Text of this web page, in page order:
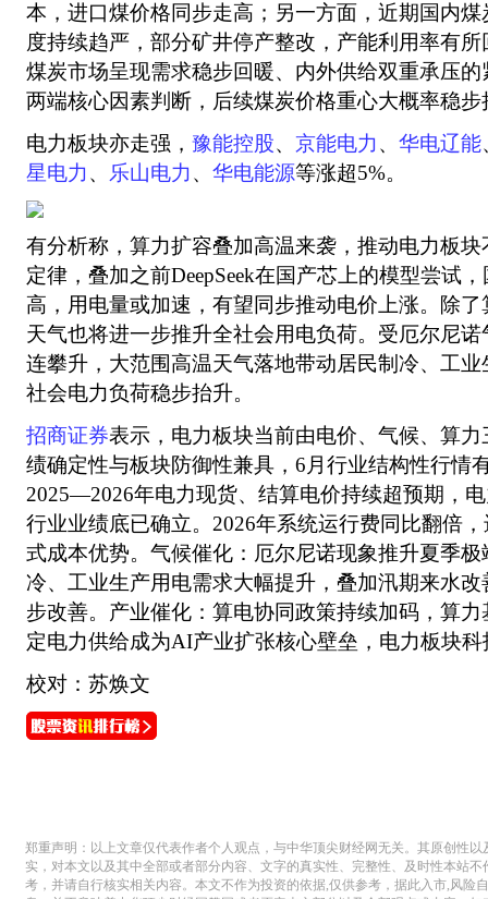
本，进口煤价格同步走高；另一方面，近期国内
度持续趋严，部分矿井停产整改，产能利用率有
煤炭市场呈现需求稳步回暖、内外供给双重承压
两端核心因素判断，后续煤炭价格重心大概率稳步
电力板块亦走强， 豫能控股、 京能电力 、 华电辽能
星电力 、 乐山电力 、 华电能源等涨超5%。
有分析称，算力扩容叠加高温来袭，推动电力板
定律，叠加之前DeepSeek在国产芯上的模型尝试
高，用电量或加速，有望同步推动电价上涨。除
天气也将进一步推升全社会用电负荷。受厄尔尼
连攀升，大范围高温天气落地带动居民制冷、工
社会电力负荷稳步抬升。
招商证券表示，电力板块当前由电价、气候、算
绩确定性与板块防御性兼具，6月行业结构性行情
2025—2026年电力现货、结算电价持续超预期，
行业业绩底已确立。2026年系统运行费同比翻倍
式成本优势。气候催化：厄尔尼诺现象推升夏季
冷、工业生产用电需求大幅提升，叠加汛期来水
步改善。产业催化：算电协同政策持续加码，算
定电力供给成为AI产业扩张核心壁垒，电力板块
校对：苏焕文